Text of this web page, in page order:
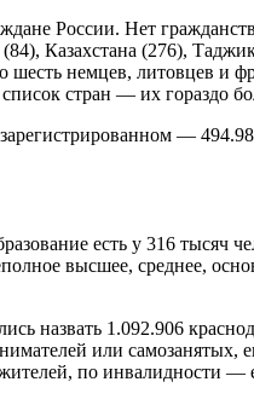
России. Нет
Казахстана (276),
немцев, литовцев и
стран — их гораздо
—
есть у 316 тысяч
высшее, среднее,
назвать 1.092.906
или
по инвалидности —